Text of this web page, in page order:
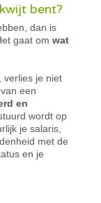
bent?
dan is
gaat omwat
verlies je niet
een
en
wordt op
je salaris,
met de
en je